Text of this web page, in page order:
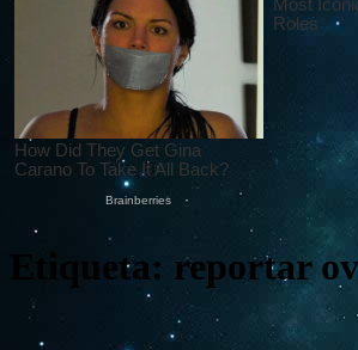
Etiqueta: reportar